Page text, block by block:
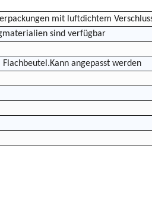
mit luftdichtem
sind verfügbar
angepasst werden